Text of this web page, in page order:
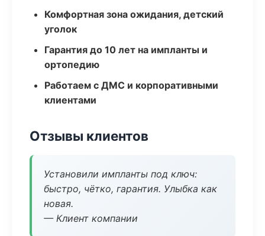
Комфортная зона ожидания, детский
уголок
Гарантия до 10 лет на импланты и
ортопедию
Работаем с ДМС и корпоративными
клиентами
Отзывы клиентов
Установили импланты под ключ:
быстро, чётко, гарантия. Улыбка как
новая.
— Клиент компании